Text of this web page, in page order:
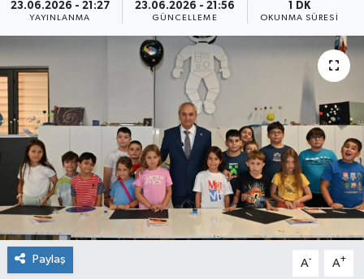
23.06.2026 - 21:27
YAYINLANMA
23.06.2026 - 21:56
GÜNCELLEME
1 DK
OKUNMA SÜRESI
Paylaş A- A+